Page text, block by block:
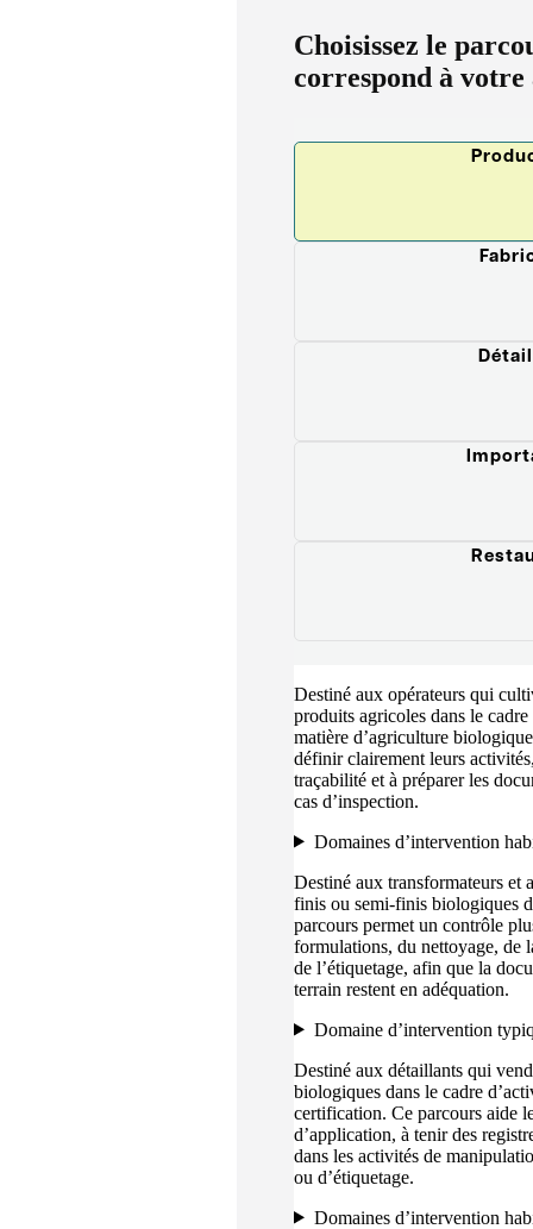
Choisissez le
correspond à
Destiné aux opérateurs qui
produits agricoles dans le
matière d’agriculture
définir clairement leurs
traçabilité et à préparer les
cas d’inspection.
Domaines d’intervention
Destiné aux transformateurs et
finis ou semi-finis biologiques
parcours permet un contrôle
formulations, du nettoyage, de
de l’étiquetage, afin que la
terrain restent en adéquation.
Domaine d’intervention
Destiné aux détaillants qui
biologiques dans le cadre
certification. Ce parcours aide
d’application, à tenir des
dans les activités de
ou d’étiquetage.
Domaines d’intervention